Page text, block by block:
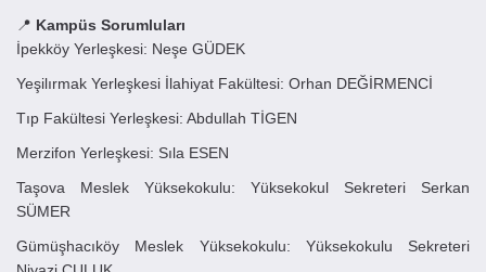
📍 Kampüs Sorumluları
İpekköy Yerleşkesi: Neşe GÜDEK
Yeşilırmak Yerleşkesi İlahiyat Fakültesi: Orhan DEĞİRMENCİ
Tıp Fakültesi Yerleşkesi: Abdullah TİGEN
Merzifon Yerleşkesi: Sıla ESEN
Taşova Meslek Yüksekokulu: Yüksekokul Sekreteri Serkan
SÜMER
Gümüşhacıköy Meslek Yüksekokulu: Yüksekokulu Sekreteri